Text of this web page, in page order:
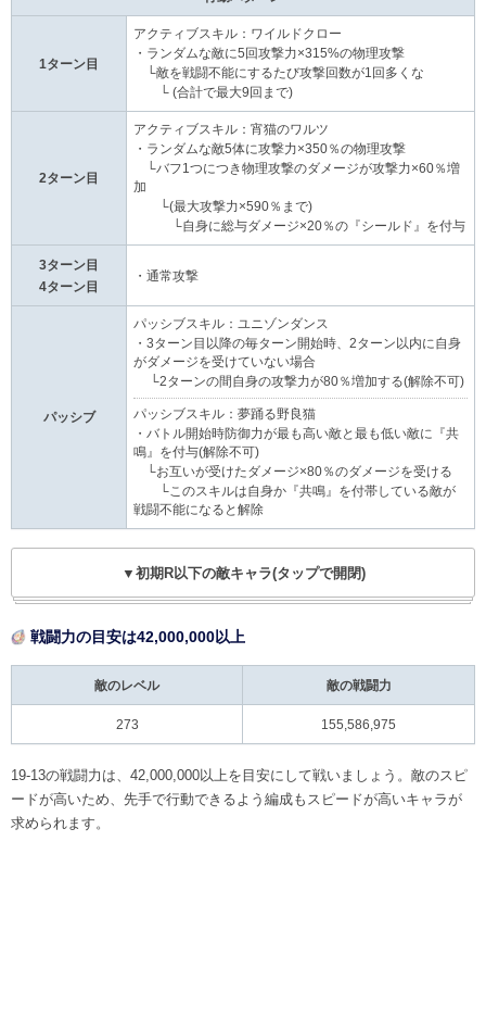
1ターン目
アクティブスキル：ワイルドクロー
・ランダムな敵に5回攻撃力×315%の物理攻撃
└敵を戦闘不能にするたび攻撃回数が1回多くな
└ (合計で最大9回まで)
2ターン目
アクティブスキル：宵猫のワルツ
・ランダムな敵5体に攻撃力×350％の物理攻撃
└バフ1つにつき物理攻撃のダメージが攻撃力×60％増
加
└(最大攻撃力×590％まで)
└自身に総与ダメージ×20％の『シールド』を付与
3ターン目
4ターン目
・通常攻撃
パッシブ
パッシブスキル：ユニゾンダンス
・3ターン目以降の毎ターン開始時、2ターン以内に自身
がダメージを受けていない場合
└2ターンの間自身の攻撃力が80％増加する(解除不可)
パッシブスキル：夢踊る野良猫
・バトル開始時防御力が最も高い敵と最も低い敵に『共
鳴』を付与(解除不可)
└お互いが受けたダメージ×80％のダメージを受ける
└このスキルは自身か『共鳴』を付帯している敵が
戦闘不能になると解除
▼初期R以下の敵キャラ(タップで開閉)
戦闘力の目安は42,000,000以上
敵のレベル 敵の戦闘力
273 155,586,975
19-13の戦闘力は、42,000,000以上を目安にして戦いましょう。敵のスピ
ードが高いため、先手で行動できるよう編成もスピードが高いキャラが
求められます。